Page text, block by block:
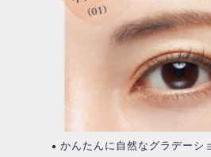
● かんたんに自然なグラデーシ